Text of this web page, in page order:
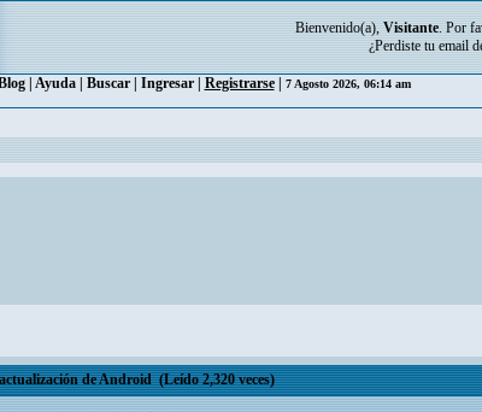
Bienvenido(a), Visitante. Por
¿Perdiste tu email
| Ayuda| Buscar| Ingresar| Registrarse| 7 Agosto 2026, 06:14 am
de Android (Leído 2,320 veces)